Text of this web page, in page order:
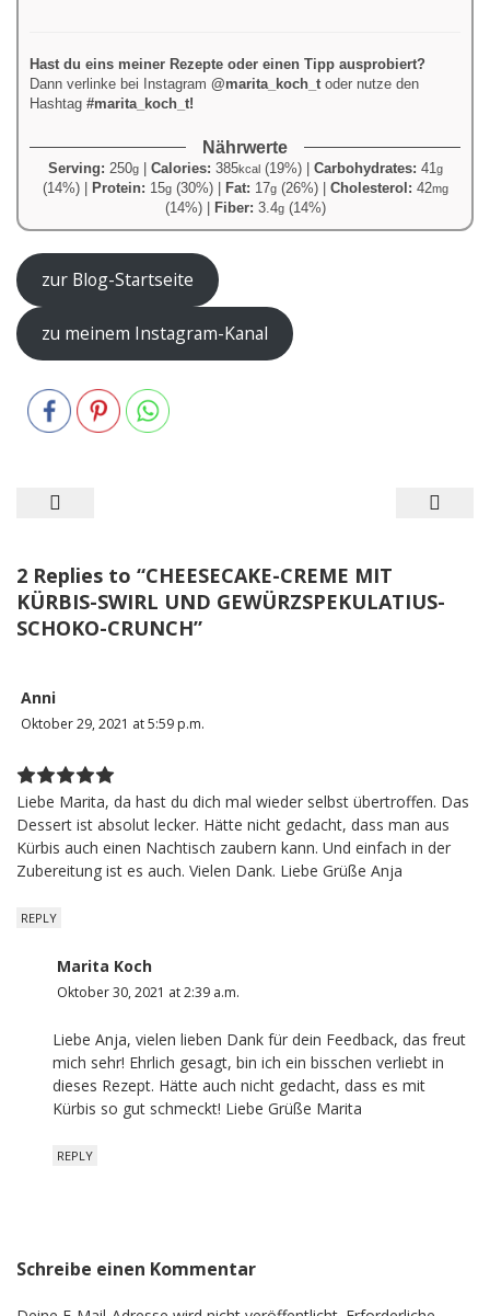
Hast du eins meiner Rezepte oder einen Tipp ausprobiert?
Dann verlinke bei Instagram @marita_koch_t oder nutze den
Hashtag #marita_koch_t!
Nährwerte
Serving: 250g| Calories: 385kcal(19%)| Carbohydrates: 41 g
(14%)| Protein: 15g(30%)| Fat: 17g(26%)| Cholesterol: 42mg
(14%)| Fiber: 3.4g(14%)
zur Blog-Startseite
zu meinem Instagram-Kanal
Beitragsnavigation
2 Replies to “CHEESECAKE-CREME MIT
KÜRBIS-SWIRL UND GEWÜRZSPEKULATIUS-
SCHOKO-CRUNCH”
Anni
Oktober 29, 2021 at 5:59 p.m.
Liebe Marita, da hast du dich mal wieder selbst übertroffen. Das
Dessert ist absolut lecker. Hätte nicht gedacht, dass man aus
Kürbis auch einen Nachtisch zaubern kann. Und einfach in der
Zubereitung ist es auch. Vielen Dank. Liebe Grüße Anja
REPLY
Marita Koch
Oktober 30, 2021 at 2:39 a.m.
Liebe Anja, vielen lieben Dank für dein Feedback, das freut
mich sehr! Ehrlich gesagt, bin ich ein bisschen verliebt in
dieses Rezept. Hätte auch nicht gedacht, dass es mit
Kürbis so gut schmeckt! Liebe Grüße Marita
REPLY
Schreibe einen Kommentar